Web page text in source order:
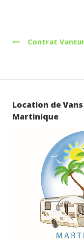
Navigation
l’article
Contrat
Location de
Martinique